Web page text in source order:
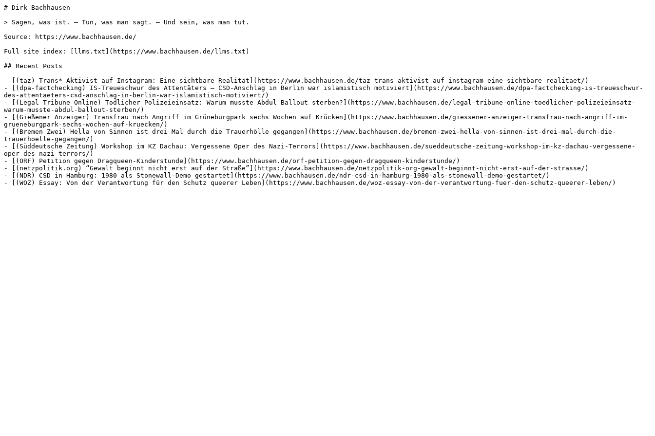
# Dirk Bachhausen
> Sagen, was ist. – Tun, was man sagt. – Und sein, was man tut.
Source: https://www.bachhausen.de/
Full site index: [llms.txt](https://www.bachhausen.de/llms.txt)
## Recent Posts
- [(taz) Trans* Aktivist auf Instagram: Eine sichtbare Realität](https://www.bachhausen.de/taz-trans-aktivist-auf-instagram-eine-sichtbare-realitaet/)
- [(dpa-factchecking) IS-Treueschwur des Attentäters – CSD-Anschlag in Berlin war islamistisch motiviert](https://www.bachhausen.de/dpa-factchecking-is-treueschwur-
des-attentaeters-csd-anschlag-in-berlin-war-islamistisch-motiviert/)
- [(Legal Tribune Online) Tödlicher Polizeieinsatz: Warum musste Abdul Ballout sterben?](https://www.bachhausen.de/legal-tribune-online-toedlicher-polizeieinsatz-
warum-musste-abdul-ballout-sterben/)
- [(Gießener Anzeiger) Transfrau nach Angriff im Grüneburgpark sechs Wochen auf Krücken](https://www.bachhausen.de/giessener-anzeiger-transfrau-nach-angriff-im-
grueneburgpark-sechs-wochen-auf-kruecken/)
- [(Bremen Zwei) Hella von Sinnen ist drei Mal durch die Trauerhölle gegangen](https://www.bachhausen.de/bremen-zwei-hella-von-sinnen-ist-drei-mal-durch-die-
trauerhoelle-gegangen/)
- [(Süddeutsche Zeitung) Workshop im KZ Dachau: Vergessene Oper des Nazi-Terrors](https://www.bachhausen.de/sueddeutsche-zeitung-workshop-im-kz-dachau-vergessene-
oper-des-nazi-terrors/)
- [(ORF) Petition gegen Dragqueen-Kinderstunde](https://www.bachhausen.de/orf-petition-gegen-dragqueen-kinderstunde/)
- [(netzpolitik.org) “Gewalt beginnt nicht erst auf der Straße”](https://www.bachhausen.de/netzpolitik-org-gewalt-beginnt-nicht-erst-auf-der-strasse/)
- [(NDR) CSD in Hamburg: 1980 als Stonewall-Demo gestartet](https://www.bachhausen.de/ndr-csd-in-hamburg-1980-als-stonewall-demo-gestartet/)